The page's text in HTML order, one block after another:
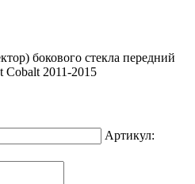
бокового стекла передний
Cobalt 2011-2015
Артикул: